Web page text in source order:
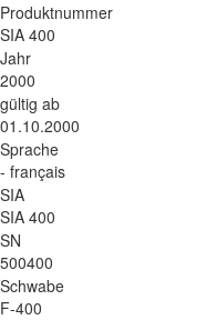
Produktnummer
SIA 400
Jahr
2000
gültig ab
01.10.2000
Sprache
- français
SIA
SIA 400
SN
500400
Schwabe
F-400